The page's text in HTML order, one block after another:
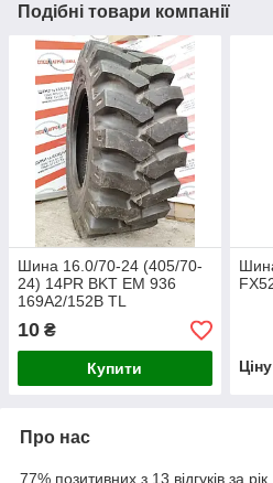
Подібні товари компанії
Шина 16.0/70-24 (405/70-
24) 14PR BKT EM 936
169A2/152B TL
10 ₴
Купити
Про нас
77% позитивних з 13 відгуків за рік